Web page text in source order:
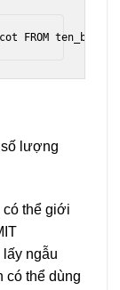
FROM ten_bang
lượng
có thể giới
lấy ngẫu
có thể dùng